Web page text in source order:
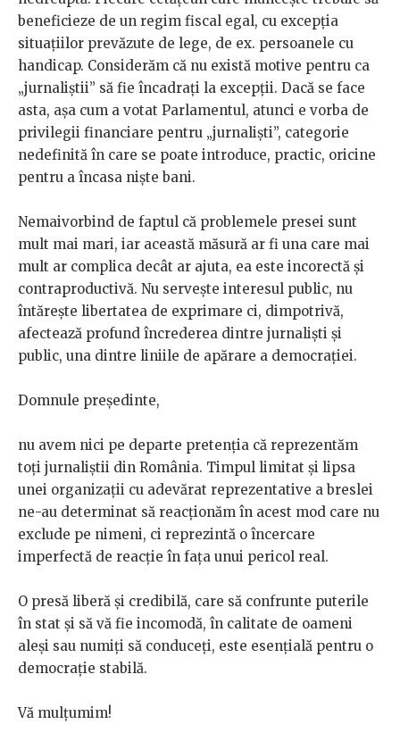
beneficieze de un regim fiscal egal, cu excepția
situațiilor prevăzute de lege, de ex. persoanele cu
handicap. Considerăm că nu există motive pentru ca
„jurnaliștii” să fie încadrați la excepții. Dacă se face
asta, așa cum a votat Parlamentul, atunci e vorba de
privilegii financiare pentru „jurnaliști”, categorie
nedefinită în care se poate introduce, practic, oricine
pentru a încasa niște bani.
Nemaivorbind de faptul că problemele presei sunt
mult mai mari, iar această măsură ar fi una care mai
mult ar complica decât ar ajuta, ea este incorectă și
contraproductivă. Nu servește interesul public, nu
întărește libertatea de exprimare ci, dimpotrivă,
afectează profund încrederea dintre jurnaliști și
public, una dintre liniile de apărare a democrației.
Domnule președinte,
nu avem nici pe departe pretenția că reprezentăm
toți jurnaliștii din România. Timpul limitat și lipsa
unei organizații cu adevărat reprezentative a breslei
ne-au determinat să reacționăm în acest mod care nu
exclude pe nimeni, ci reprezintă o încercare
imperfectă de reacție în fața unui pericol real.
O presă liberă și credibilă, care să confrunte puterile
în stat și să vă fie incomodă, în calitate de oameni
aleși sau numiți să conduceți, este esențială pentru o
democrație stabilă.
Vă mulțumim!